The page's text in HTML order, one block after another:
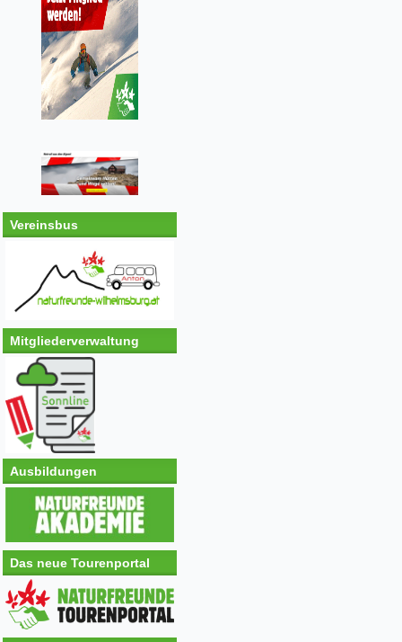
Vereinsbus
Mitgliederverwaltung
Ausbildungen
Das neue Tourenportal